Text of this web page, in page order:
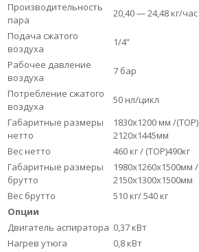
Производительность
пара
20,40 — 24,48 кг/час
Подача сжатого
воздуха
1/4”
Рабочее давление
воздуха
7 бар
Потребление сжатого
воздуха
50 нл/цикл
Габаритные размеры
нетто
1830х1200 мм /(ТОР)
2120х1445мм
Вес нетто
460 кг / (ТОР)490кг
Габаритные размеры
брутто
1980х1260х1500мм /
2150х1300х1500мм
Вес брутто
510 кг/ 540 кг
Опции
Двигатель аспиратора 0,37 кВт
Нагрев утюга
0,8 кВт